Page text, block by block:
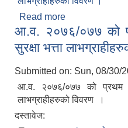
Read more
सुरक्षा भत्ता
आ.व. २०७६/०७७ को
सुरक्षा भत्ता
Submitted on: Sun, 08/30/
आ.व. २०७६/०७७ को प्रथम
लाभग्राहीहरुको विवरण ।
दस्तावेज: